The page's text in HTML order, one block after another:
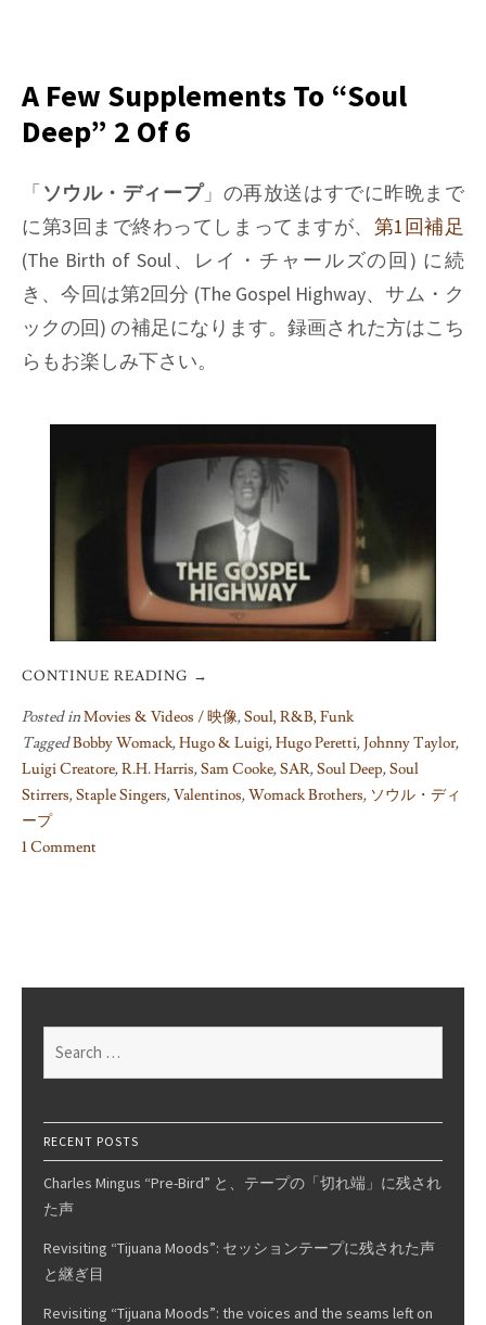
learned
on
Phono
curves,
Pt.14
A Few Supplements To “Soul
Deep” 2 Of 6
「ソウル・ディープ」の再放送はすでに昨晩まで
に第3回まで終わってしまってますが、 第1回補足
(The Birth of Soul、レイ・チャールズの回) に続
き、今回は第2回分 (The Gospel Highway、サム・ク
ックの回) の補足になります。録画された方はこち
らもお楽しみ下さい。
CONTINUE READING →
Posted inMovies & Videos / 映像,Soul, R&B, Funk
TaggedBobby Womack,Hugo & Luigi,Hugo Peretti,Johnny Taylor,
Luigi Creatore,R.H. Harris,Sam Cooke,SAR,Soul Deep,Soul
Stirrers,Staple Singers,Valentinos,Womack Brothers, ソウル・ディ
ープ
1 Comment
Deep”
for:
RECENT POSTS
Charles Mingus “Pre-Bird” と、テープの「切れ端」に残され
た声
Revisiting “Tijuana Moods”: セッションテープに残された声
と継ぎ目
Revisiting “Tijuana Moods”: the voices and the seams left on